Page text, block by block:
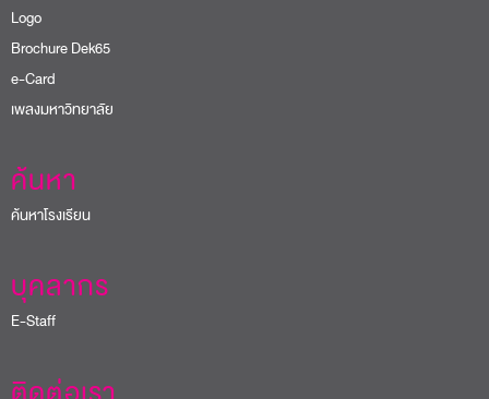
Logo
Brochure Dek65
e-Card
เพลงมหาวิทยาลัย
ค้นหา
ค้นหาโรงเรียน
บุคลากร
E-Staff